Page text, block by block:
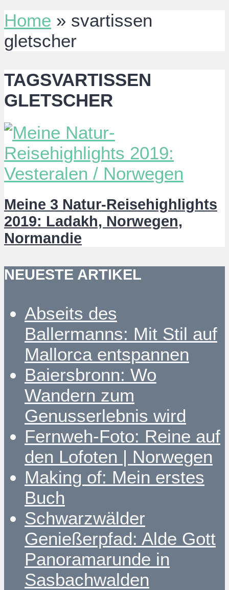
Home » svartissen
gletscher
TAGSVARTISSEN
GLETSCHER
Meine 3 Natur-Reisehighlights
2019: Ladakh, Norwegen,
Normandie
NEUESTE ARTIKEL
Abseits des
Ballermanns: Mit Stil auf
Mallorca entspannen
Baiersbronn: Wo
Wandern zum
Genusserlebnis wird
Fernweh-Foto: Reine auf
den Lofoten | Norwegen
Making of: Mein erstes
Buch
Schwarzwälder
Genießerpfad: Alde Gott
Panoramarunde in
Sasbachwalden